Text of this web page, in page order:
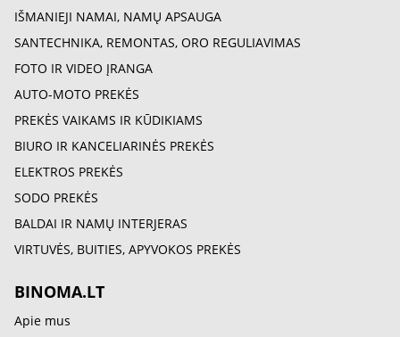
IŠMANIEJI NAMAI, NAMŲ APSAUGA
SANTECHNIKA, REMONTAS, ORO REGULIAVIMAS
FOTO IR VIDEO ĮRANGA
AUTO-MOTO PREKĖS
PREKĖS VAIKAMS IR KŪDIKIAMS
BIURO IR KANCELIARINĖS PREKĖS
ELEKTROS PREKĖS
SODO PREKĖS
BALDAI IR NAMŲ INTERJERAS
VIRTUVĖS, BUITIES, APYVOKOS PREKĖS
BINOMA.LT
Apie mus